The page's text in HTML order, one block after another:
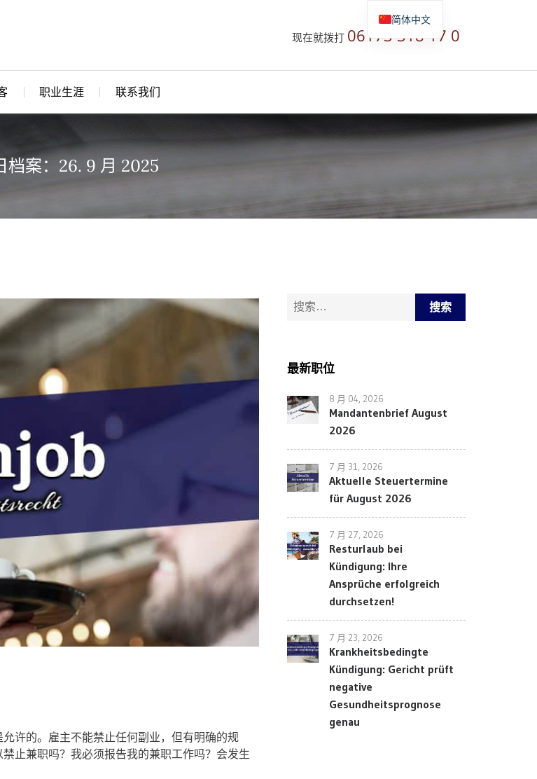
现在就拨打 06173 318 17 0
职业生涯 联系我们
档案：26. 9 月 2025
许的。雇主不能禁止任何副业，但有明确的规
止兼职吗？我必须报告我的兼职工作吗？会发生
搜索：
最新职位
8 月 04, 2026
Mandantenbrief August
2026
7 月 31, 2026
Aktuelle Steuertermine
für August 2026
7 月 27, 2026
Resturlaub bei
Kündigung: Ihre
Ansprüche erfolgreich
durchsetzen!
7 月 23, 2026
Krankheitsbedingte
Kündigung: Gericht prüft
negative
Gesundheitsprognose
genau
简体中文
Deutsch